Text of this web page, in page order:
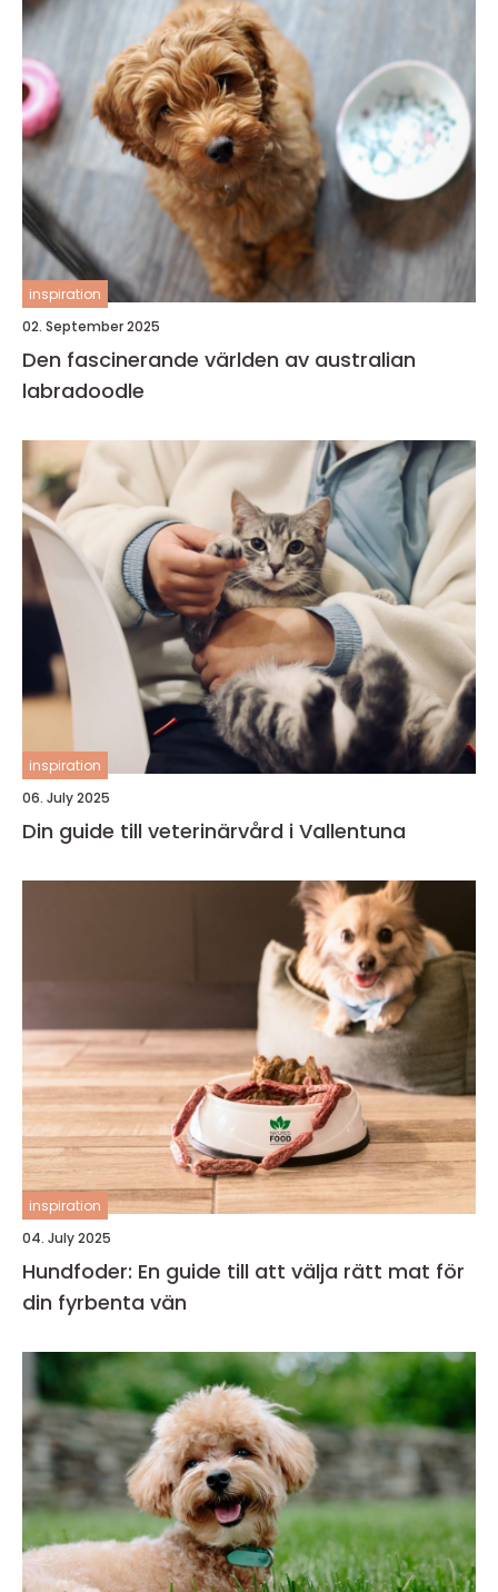
inspiration
02. September 2025
Den fascinerande världen av australian
labradoodle
inspiration
06. July 2025
Din guide till veterinärvård i Vallentuna
inspiration
04. July 2025
Hundfoder: En guide till att välja rätt mat för
din fyrbenta vän